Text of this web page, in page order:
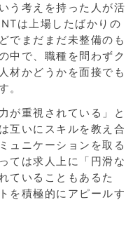
う考えを持った人が活
は上場したばかりの
でまだまだ未整備のも
中で、職種を問わずク
材かどうかを面接でも
。
が重視されている」と
互いにスキルを教え合
ュニケーションを取る
ては求人上に「円滑な
ていることもあるた
を積極的にアピールす